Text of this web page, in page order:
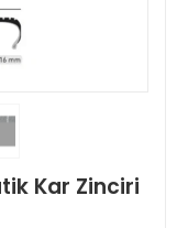
Kar Zinciri